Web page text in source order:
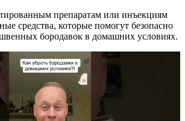
препаратам или инъекциям
средства, которые помогут безопасно
бородавок в домашних условиях.